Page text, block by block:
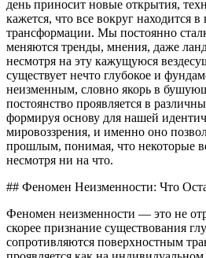
день приносит новые открытия,
кажется, что все вокруг находится
трансформации. Мы постоянно
меняются тренды, мнения, даже
несмотря на эту кажущуюся
существует нечто глубокое и
неизменным, словно якорь в
постоянство проявляется в
формируя основу для нашей
мировоззрения, и именно оно
прошлым, понимая, что некоторые
несмотря ни на что.
## Феномен Неизменности: Что
Феномен неизменности — это не
скорее признание существования
сопротивляются поверхностным